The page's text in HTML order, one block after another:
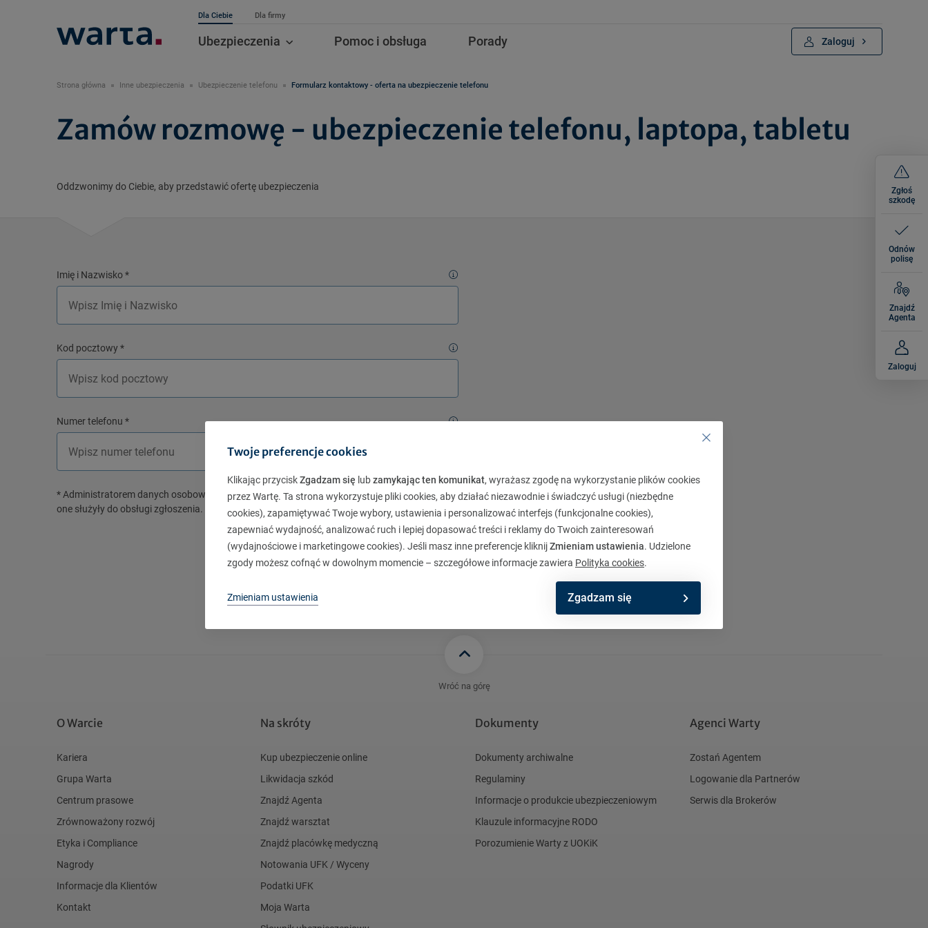
Dla Ciebie Dla firmy
Ubezpieczenia Pomoc i obsługa Porady Zaloguj
Strona główna Inne ubezpieczenia Ubezpieczenie telefonu Formularz kontaktowy - oferta na ubezpieczenie telefonu
Zamów rozmowę - ubezpieczenie telefonu, laptopa, tabletu
Oddzwonimy do Ciebie, aby przedstawić ofertę ubezpieczenia
Imię i Nazwisko*
Kod pocztowy*
Numer telefonu *
* Administratorem danych osobowych jest TUiR „Warta” S.A. oraz TUnŻ „Warta” S.A. i będą
one służyły do obsługi zgłoszenia. Więcej informacji o zasadach przetwarzania kliknij tutaj
Zamów rozmowę
Wróć na górę
O Warcie
Kariera
Grupa Warta
Centrum prasowe
Zrównoważony rozwój
Etyka i Compliance
Nagrody
Informacje dla Klientów
Kontakt
Na skróty
Kup ubezpieczenie online
Likwidacja szkód
Znajdź Agenta
Znajdź warsztat
Znajdź placówkę medyczną
Notowania UFK / Wyceny
Podatki UFK
Moja Warta
Dokumenty
Dokumenty archiwalne
Regulaminy
Informacje o produkcie ubezpieczeniowym
Klauzule informacyjne RODO
Porozumienie Warty z UOKiK
Agenci Warty
Zostań Agentem
Logowanie dla Partnerów
Serwis dla Brokerów
Zgłoś
szkodę
Odnów
polisę
Znajdź
Agenta
Zaloguj
Twoje preferencje cookies
Klikając przyciskZgadzam się lubzamykając ten komunikat, wyrażasz zgodę na wykorzystanie plików cookies
przez Wartę. Ta strona wykorzystuje pliki cookies, aby działać niezawodnie i świadczyć usługi (niezbędne
cookies), zapamiętywać Twoje wybory, ustawienia i personalizować interfejs (funkcjonalne cookies),
zapewniać wydajność, analizować ruch i lepiej dopasować treści i reklamy do Twoich zainteresowań
(wydajnościowe i marketingowe cookies). Jeśli masz inne preferencje kliknijZmieniam ustawienia. Udzielone
zgody możesz cofnąć w dowolnym momencie – szczegółowe informacje zawiera Polityka cookies.
Zmieniam ustawienia Zgadzam się